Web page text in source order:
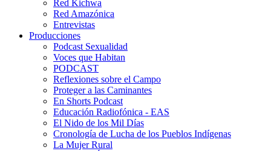
Red Kichwa
Red Amazónica
Entrevistas
Producciones
Podcast Sexualidad
Voces que Habitan
PODCAST
Reflexiones sobre el Campo
Proteger a las Caminantes
En Shorts Podcast
Educación Radiofónica - EAS
El Nido de los Mil Días
Cronología de Lucha de los Pueblos Indígenas
La Mujer Rural